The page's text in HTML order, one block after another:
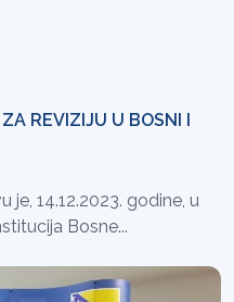
REVIZIJU U BOSNI I
je, 14.12.2023. godine, u
Bosne...